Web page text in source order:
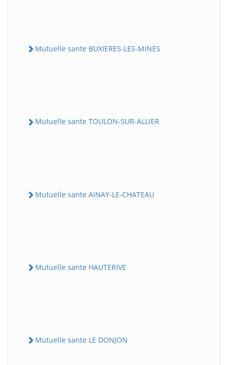
Mutuelle sante BUXIERES-LES-MINES
Mutuelle sante TOULON-SUR-ALLIER
Mutuelle sante AINAY-LE-CHATEAU
Mutuelle sante HAUTERIVE
Mutuelle sante LE DONJON